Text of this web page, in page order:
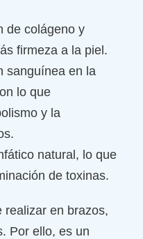
de colágeno y
firmeza a la piel.
sanguínea en la
lo que
y la
natural, lo que
de toxinas.
realizar en brazos,
Por ello, es un